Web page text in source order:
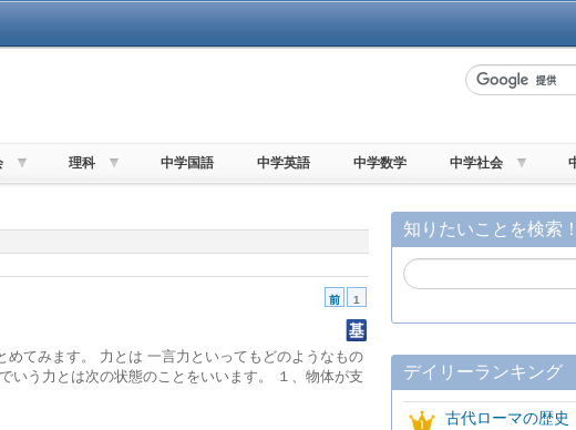
理科 中学国語 中学英語 中学数学 中学社会
前 1
めてみます。 力とは 一言力といってもどのようなもの
いう力とは次の状態のことをいいます。 １、物体が支
知りたいことを検索！
デイリーランキング
古代ローマの歴